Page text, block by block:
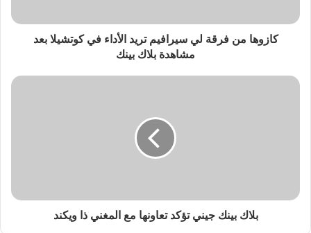
كازوها من فرقة لي سيرافيم تريد الأداء في كوتشيلا بعد
مشاهدة بلاك بينك
بلاك بينك جيني تؤكد تعاونها مع المغني ذا ويكند